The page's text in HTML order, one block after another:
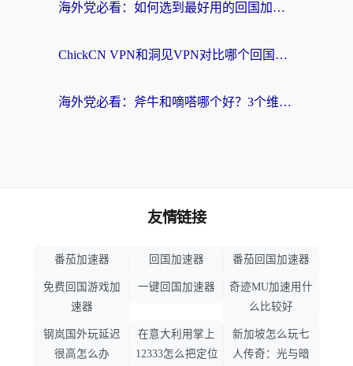
海外党必看：如何选到最好用的回国加速器？从节点到售后的全维度指南
ChickCN VPN和洞见VPN对比哪个回国效果更好？海外党亲测3款加速器+避坑指南
海外党必看：斧牛和嘀嗒哪个好？3个维度教你选对回国加速器
友情链接
番茄加速器 回国加速器 番茄回国加速器
免费回国游戏加
速器
一键回国加速器
奇迹MU加速用什
么比较好
钢岚国外玩延迟
很高怎么办
在意大利用掌上
12333怎么把定位
新加坡怎么玩七
人传奇：光与暗